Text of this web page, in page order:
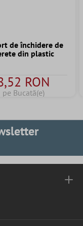
de închidere de
din plastic
RON
pe Bucată(e)